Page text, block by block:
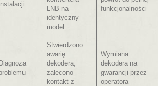
LNB na
identyczny
model
funkcjonalności
Stwierdzono
awarię
dekodera,
zalecono
kontakt z
Wymiana
dekodera na
gwarancji przez
operatora